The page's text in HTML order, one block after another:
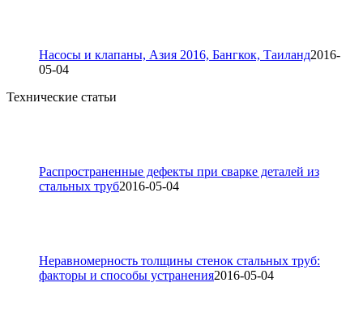
Насосы и клапаны, Азия 2016, Бангкок, Таиланд2016-
05-04
Технические статьи
Распространенные дефекты при сварке деталей из
стальных труб2016-05-04
Неравномерность толщины стенок стальных труб:
факторы и способы устранения2016-05-04